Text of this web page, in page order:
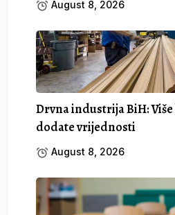
August 8, 2026
Drvna industrija BiH:
dodate vrijednosti
August 8, 2026